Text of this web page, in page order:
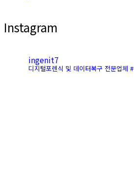
Instagram
ingenit7
디지털포렌식 및 데이터복구 전문업체 #